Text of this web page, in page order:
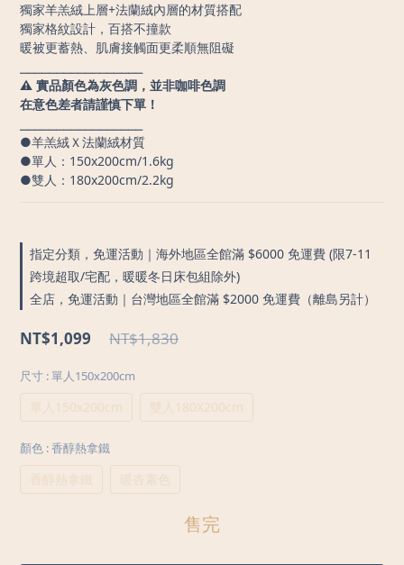
獨家羊羔絨上層+法蘭絨內層的材質搭配
獨家格紋設計，百搭不撞款
暖被更蓄熱、肌膚接觸面更柔順無阻礙
⚠️ 實品顏色為灰色調，並非咖啡色調
在意色差者請謹慎下單！
●羊羔絨Ｘ法蘭絨材質
●單人：150x200cm/1.6kg
●雙人：180x200cm/2.2kg
指定分類，免運活動｜海外地區全館滿 $6000 免運費 (限7-11
跨境超取/宅配，暖暖冬日床包組除外)
全店，免運活動｜台灣地區全館滿 $2000 免運費（離島另計）
NT$1,830
NT$1,099
尺寸 : 單人150x200cm
單人150x200cm 雙人180X200cm
顏色 : 香醇熱拿鐵
香醇熱拿鐵 暖杏素色
售完